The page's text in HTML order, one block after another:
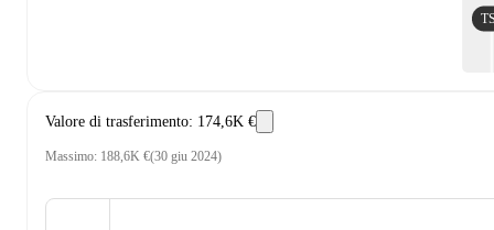
Valore di trasferimento: 174,6K €
Massimo: 188,6K €(30 giu 2024)